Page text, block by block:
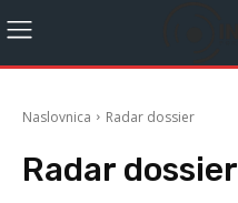
Naslovnica Radar dossier
Radar dossier